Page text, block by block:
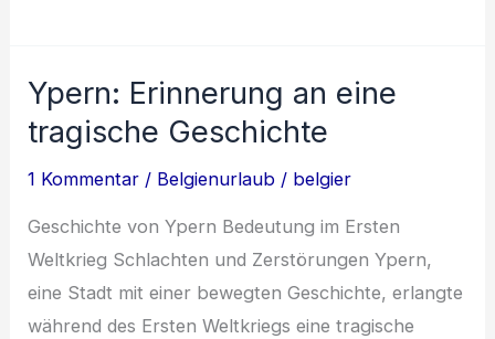
und
Wiederaufbau
Ypern: Erinnerung an eine
tragische Geschichte
1 Kommentar / Belgienurlaub / belgier
Geschichte von Ypern Bedeutung im Ersten
Weltkrieg Schlachten und Zerstörungen Ypern,
eine Stadt mit einer bewegten Geschichte, erlangte
während des Ersten Weltkriegs eine tragische